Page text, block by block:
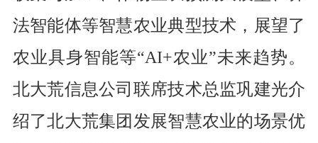
法智能体等智慧农业典型技术，展望了
农业具身智能等“AI+农业”未来趋势。
北大荒信息公司联席技术总监巩建光介
绍了北大荒集团发展智慧农业的场景优